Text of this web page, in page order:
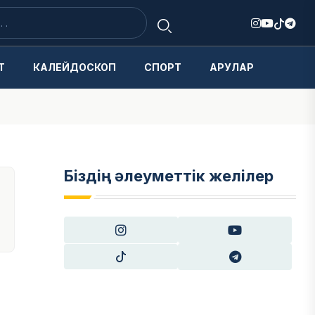
КАЛЕЙДОСКОП СПОРТ АРУЛАР
Біздің әлеуметтік желілер